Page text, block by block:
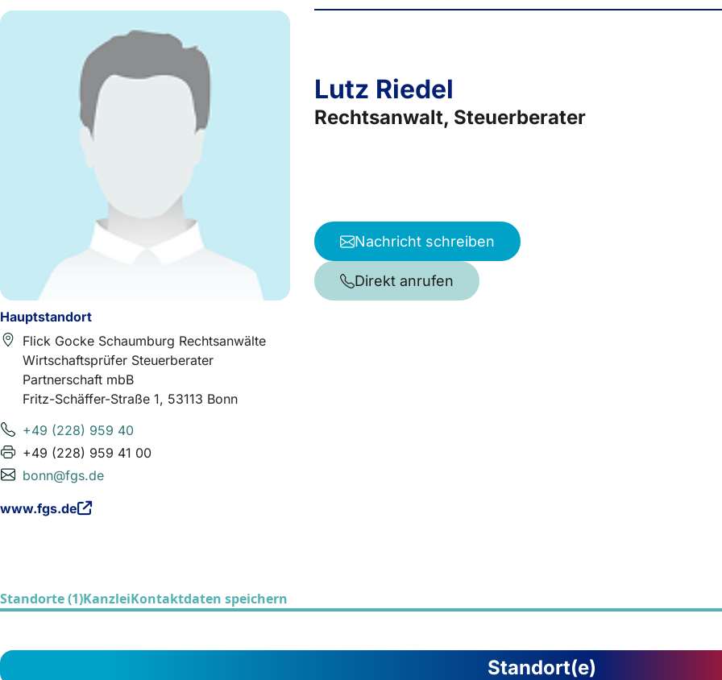
Hauptstandort
Flick Gocke Schaumburg Rechtsanwälte
Wirtschaftsprüfer Steuerberater
Partnerschaft mbB
Fritz-Schäffer-Straße 1, 53113 Bonn
+49 (228) 959 40
+49 (228) 959 41 00
bonn@fgs.de
www.fgs.de
Lutz Riedel
Rechtsanwalt, Steuerberater
Nachricht schreiben
Direkt anrufen
Standorte (1)KanzleiKontaktdaten speichern
Standort(e)